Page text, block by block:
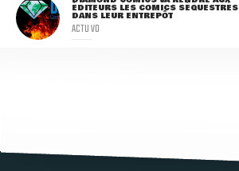
ÉDITEURS LES COMICS SÉQUESTRÉS
DANS LEUR ENTREPÔT
ACTU VO